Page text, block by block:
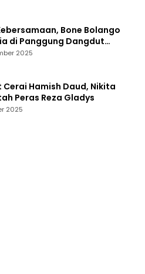
Bone Bolango
di Panggung Dangdut
2025
Cerai Hamish Daud, Nikita
Peras Reza Gladys
2025